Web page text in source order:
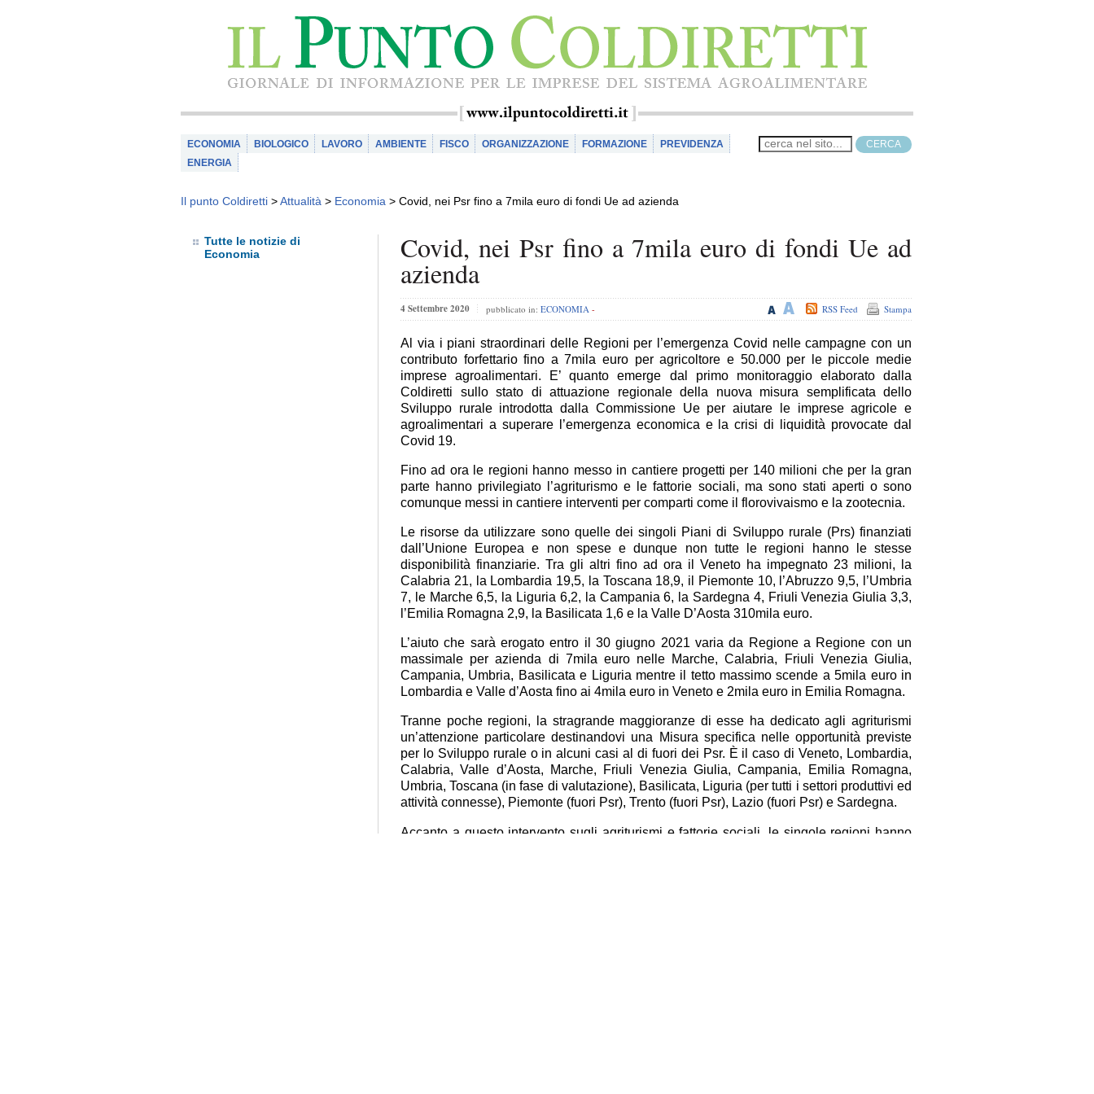
ECONOMIA BIOLOGICO LAVORO AMBIENTE FISCO ORGANIZZAZIONE FORMAZIONE
PREVIDENZA
ENERGIA
Il punto Coldiretti >Attualità > Economia > Covid, nei Psr fino a 7mila euro di fondi Ue ad azienda
Tutte le notizie di
Economia
Covid, nei Psr fino a 7mila euro di fondi Ue ad
azienda
4 Settembre 2020 pubblicato in: ECONOMIA - Stampa
RSS Feed
Al via i piani straordinari delle Regioni per l’emergenza Covid nelle campagne con un
contributo forfettario fino a 7mila euro per agricoltore e 50.000 per le piccole medie
imprese agroalimentari. E’ quanto emerge dal primo monitoraggio elaborato dalla
Coldiretti sullo stato di attuazione regionale della nuova misura semplificata dello
Sviluppo rurale introdotta dalla Commissione Ue per aiutare le imprese agricole e
agroalimentari a superare l’emergenza economica e la crisi di liquidità provocate dal
Covid 19.
Fino ad ora le regioni hanno messo in cantiere progetti per 140 milioni che per la gran
parte hanno privilegiato l’agriturismo e le fattorie sociali, ma sono stati aperti o sono
comunque messi in cantiere interventi per comparti come il florovivaismo e la zootecnia.
Le risorse da utilizzare sono quelle dei singoli Piani di Sviluppo rurale (Prs) finanziati
dall’Unione Europea e non spese e dunque non tutte le regioni hanno le stesse
disponibilità finanziarie. Tra gli altri fino ad ora il Veneto ha impegnato 23 milioni, la
Calabria 21, la Lombardia 19,5, la Toscana 18,9, il Piemonte 10, l’Abruzzo 9,5, l’Umbria
7, le Marche 6,5, la Liguria 6,2, la Campania 6, la Sardegna 4, Friuli Venezia Giulia 3,3,
l’Emilia Romagna 2,9, la Basilicata 1,6 e la Valle D’Aosta 310mila euro.
L’aiuto che sarà erogato entro il 30 giugno 2021 varia da Regione a Regione con un
massimale per azienda di 7mila euro nelle Marche, Calabria, Friuli Venezia Giulia,
Campania, Umbria, Basilicata e Liguria mentre il tetto massimo scende a 5mila euro in
Lombardia e Valle d’Aosta fino ai 4mila euro in Veneto e 2mila euro in Emilia Romagna.
Tranne poche regioni, la stragrande maggioranze di esse ha dedicato agli agriturismi
un’attenzione particolare destinandovi una Misura specifica nelle opportunità previste
per lo Sviluppo rurale o in alcuni casi al di fuori dei Psr. È il caso di Veneto, Lombardia,
Calabria, Valle d’Aosta, Marche, Friuli Venezia Giulia, Campania, Emilia Romagna,
Umbria, Toscana (in fase di valutazione), Basilicata, Liguria (per tutti i settori produttivi ed
attività connesse), Piemonte (fuori Psr), Trento (fuori Psr), Lazio (fuori Psr) e Sardegna.
Accanto a questo intervento sugli agriturismi e fattorie sociali, le singole regioni hanno